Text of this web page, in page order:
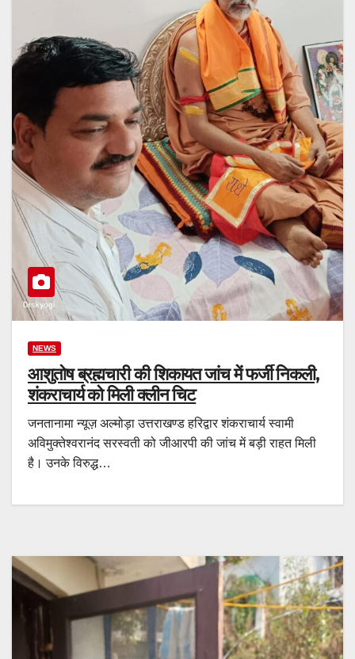
NEWS
आशुतोष ब्रह्मचारी की शिकायत जांच में फर्जी निकली,
शंकराचार्य को मिली क्लीन चिट
जनतानामा न्यूज़ अल्मोड़ा उत्तराखण्ड हरिद्वार शंकराचार्य स्वामी
अविमुक्तेश्वरानंद सरस्वती को जीआरपी की जांच में बड़ी राहत मिली
है। उनके विरुद्ध…